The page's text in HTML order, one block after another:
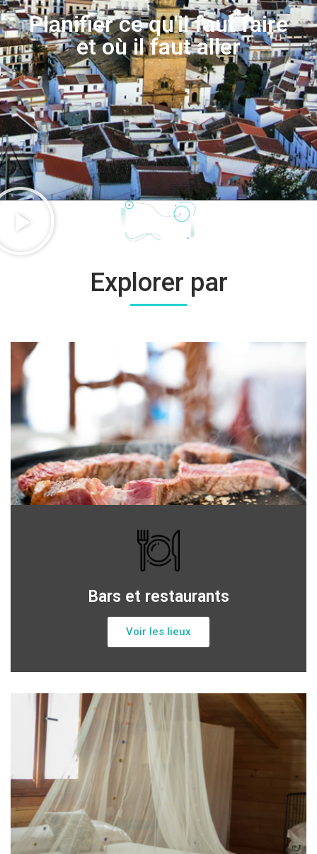
Planifier ce qu'il faut faire
et où il faut aller
Explorer par
Bars et restaurants
Voir les lieux